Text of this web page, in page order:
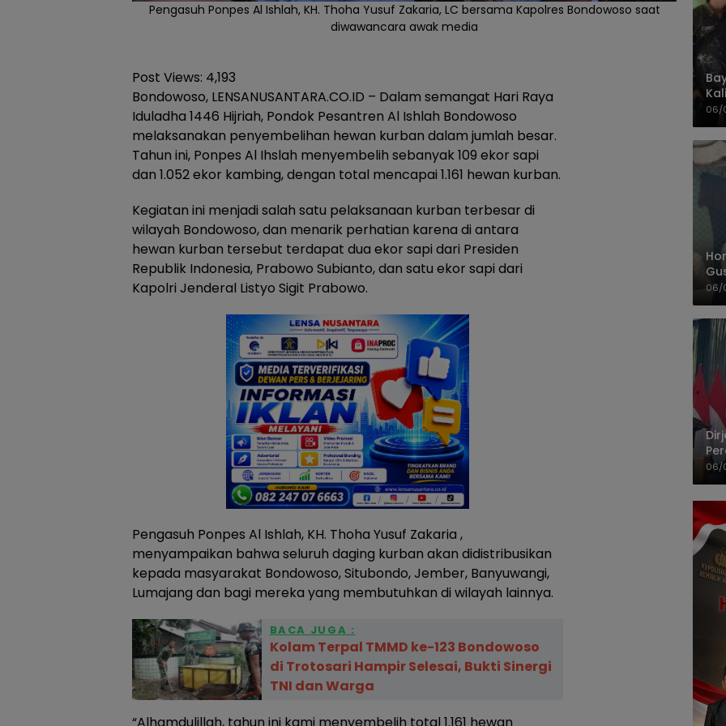
Pengasuh Ponpes Al Ishlah, KH. Thoha Yusuf Zakaria, LC bersama Kapolres Bondowoso saat
diwawancara awak media
Post Views: 4,193
Bondowoso, LENSANUSANTARA.CO.ID – Dalam semangat Hari Raya
Iduladha 1446 Hijriah, Pondok Pesantren Al Ishlah Bondowoso
melaksanakan penyembelihan hewan kurban dalam jumlah besar.
Tahun ini, Ponpes Al Ihslah menyembelih sebanyak 109 ekor sapi
dan 1.052 ekor kambing, dengan total mencapai 1.161 hewan kurban.
Kegiatan ini menjadi salah satu pelaksanaan kurban terbesar di
wilayah Bondowoso, dan menarik perhatian karena di antara
hewan kurban tersebut terdapat dua ekor sapi dari Presiden
Republik Indonesia, Prabowo Subianto, dan satu ekor sapi dari
Kapolri Jenderal Listyo Sigit Prabowo.
Pengasuh Ponpes Al Ishlah, KH. Thoha Yusuf Zakaria ,
menyampaikan bahwa seluruh daging kurban akan didistribusikan
kepada masyarakat Bondowoso, Situbondo, Jember, Banyuwangi,
Lumajang dan bagi mereka yang membutuhkan di wilayah lainnya.
BACA JUGA :
Kolam Terpal TMMD ke-123 Bondowoso
di Trotosari Hampir Selesai, Bukti Sinergi
TNI dan Warga
06/
06/
06/